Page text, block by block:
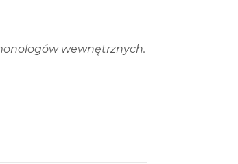
wewnętrznych.